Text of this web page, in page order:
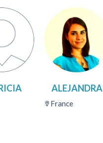
ALEJANDRA
France